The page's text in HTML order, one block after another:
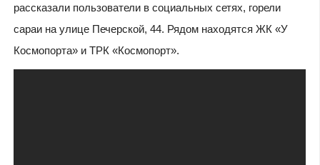
рассказали пользователи в социальных сетях, горели
сараи на улице Печерской, 44. Рядом находятся ЖК «У
Космопорта» и ТРК «Космопорт».